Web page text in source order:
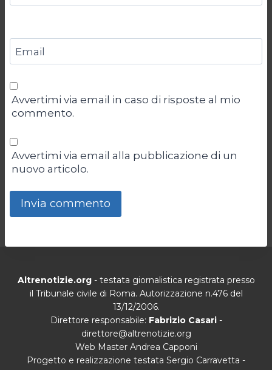
Email
Avvertimi via email in caso di risposte al mio
commento.
Avvertimi via email alla pubblicazione di un
nuovo articolo.
Altrenotizie.org- testata giornalistica registrata presso
il Tribunale civile di Roma. Autorizzazione n.476 del
13/12/2006.
Direttore responsabile: Fabrizio Casari-
direttore@altrenotizie.org
Web Master Andrea Capponi
Progetto e realizzazione testata Sergio Carravetta -